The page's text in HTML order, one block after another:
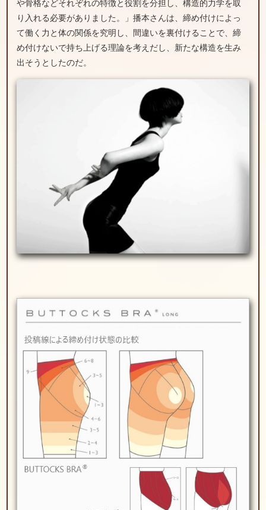
や骨格などそれぞれの特徴と役割を分担し、構造的力学を取
り入れる必要がありました。」播本さんは、締め付けによっ
て働く力と体の関係を究明し、間違いを裏付けることで、締
め付けないで持ち上げる理論を考えだし、新たな構造を生み
出そうとしたのだ。